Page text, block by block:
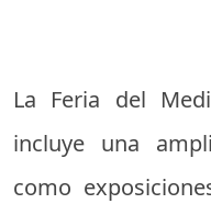
La Feria del
incluye una
como